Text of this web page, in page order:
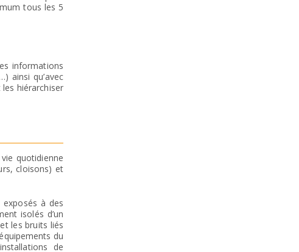
tous les 5
informations
ainsi qu’avec
hiérarchiser
quotidienne
cloisons) et
à des
isolés d’un
les bruits liés
du
de